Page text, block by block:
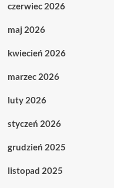
czerwiec 2026
maj 2026
kwiecień 2026
marzec 2026
luty 2026
styczeń 2026
grudzień 2025
listopad 2025